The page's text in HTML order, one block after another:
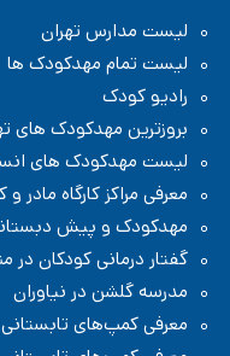
لیست مدارس تهران
لیست تمام مهدکودک ها
رادیو کودک
بروزترین مهدکودک های
لیست مهدکودک های
معرفی مراکز کارگاه مادر
مهدکودک و پیش
گفتار درمانی کودکان در
مدرسه گلشن در نیاوران
معرفی کمپ‌های تابستانی